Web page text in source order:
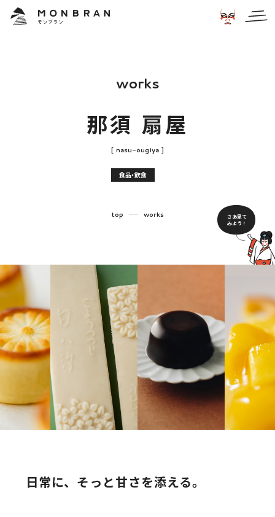
works
那須 扇屋
[ nasu-ougiya ]
食品・飲食
top works
さあ見て
みよう！
日常に、そっと甘さを添える。